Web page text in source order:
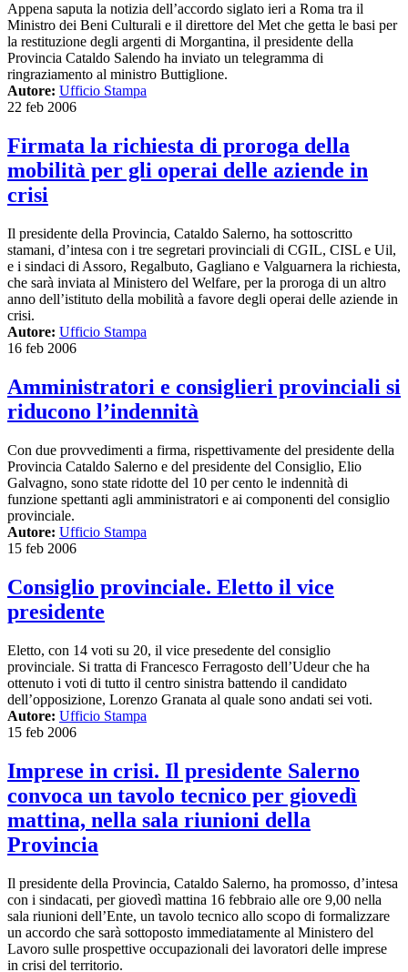
Appena saputa la notizia dell’accordo siglato ieri a Roma tra il
Ministro dei Beni Culturali e il direttore del Met che getta le basi per
la restituzione degli argenti di Morgantina, il presidente della
Provincia Cataldo Salendo ha inviato un telegramma di
ringraziamento al ministro Buttiglione.
Autore: Ufficio Stampa
22 feb 2006
Firmata la richiesta di proroga della
mobilità per gli operai delle aziende in
crisi
Il presidente della Provincia, Cataldo Salerno, ha sottoscritto
stamani, d’intesa con i tre segretari provinciali di CGIL, CISL e Uil,
e i sindaci di Assoro, Regalbuto, Gagliano e Valguarnera la richiesta,
che sarà inviata al Ministero del Welfare, per la proroga di un altro
anno dell’istituto della mobilità a favore degli operai delle aziende in
crisi.
Autore: Ufficio Stampa
16 feb 2006
Amministratori e consiglieri provinciali si
riducono l’indennità
Con due provvedimenti a firma, rispettivamente del presidente della
Provincia Cataldo Salerno e del presidente del Consiglio, Elio
Galvagno, sono state ridotte del 10 per cento le indennità di
funzione spettanti agli amministratori e ai componenti del consiglio
provinciale.
Autore: Ufficio Stampa
15 feb 2006
Consiglio provinciale. Eletto il vice
presidente
Eletto, con 14 voti su 20, il vice presedente del consiglio
provinciale. Si tratta di Francesco Ferragosto dell’Udeur che ha
ottenuto i voti di tutto il centro sinistra battendo il candidato
dell’opposizione, Lorenzo Granata al quale sono andati sei voti.
Autore: Ufficio Stampa
15 feb 2006
Imprese in crisi. Il presidente Salerno
convoca un tavolo tecnico per giovedì
mattina, nella sala riunioni della
Provincia
Il presidente della Provincia, Cataldo Salerno, ha promosso, d’intesa
con i sindacati, per giovedì mattina 16 febbraio alle ore 9,00 nella
sala riunioni dell’Ente, un tavolo tecnico allo scopo di formalizzare
un accordo che sarà sottoposto immediatamente al Ministero del
Lavoro sulle prospettive occupazionali dei lavoratori delle imprese
in crisi del territorio.